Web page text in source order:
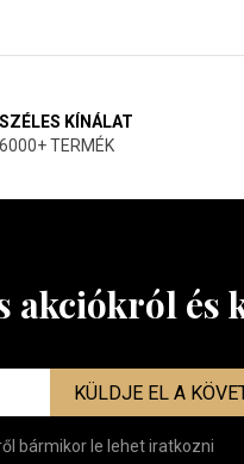
SZÉLES KÍNÁLAT
6000+ TERMÉK
akciókról és
KÜLDJE EL A
bármikor le lehet iratkozni